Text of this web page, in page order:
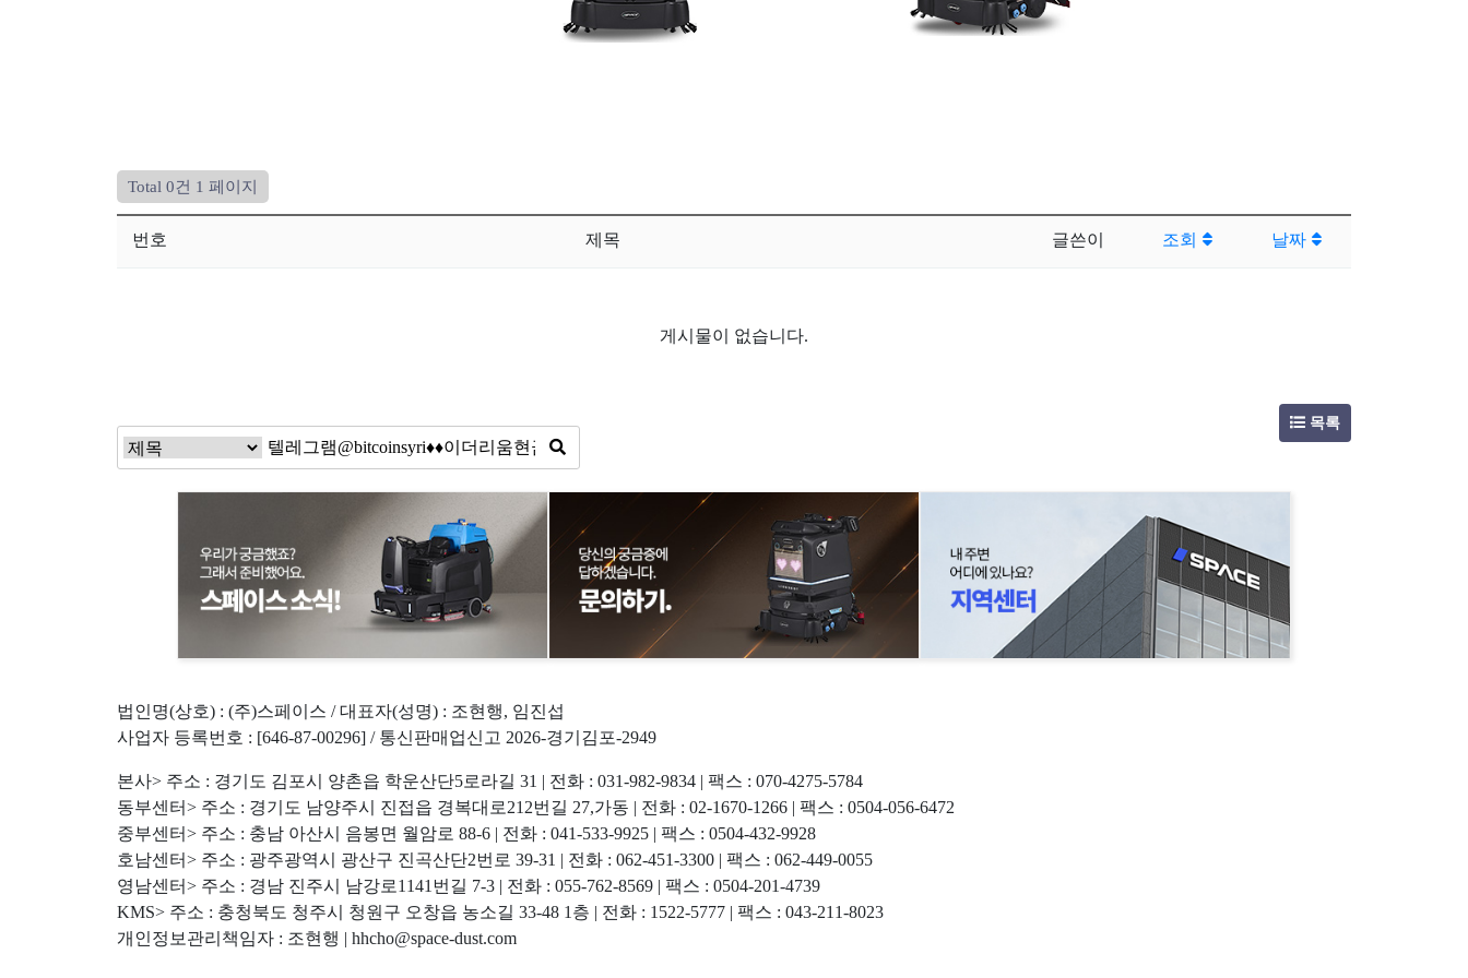
Total 0건 1 페이지
번호 제목 글쓴이 조회 날짜
게시물이 없습니다.
목록
법인명(상호) : (주)스페이스 / 대표자(성명) : 조현행, 임진섭
사업자 등록번호 : [646-87-00296] / 통신판매업신고 2026-경기김포-2949
본사> 주소 : 경기도 김포시 양촌읍 학운산단5로라길 31 | 전화 : 031-982-9834 | 팩스 : 070-4275-5784
동부센터> 주소 : 경기도 남양주시 진접읍 경복대로212번길 27,가동 | 전화 : 02-1670-1266 | 팩스 : 0504-056-6472
중부센터> 주소 : 충남 아산시 음봉면 월암로 88-6 | 전화 : 041-533-9925 | 팩스 : 0504-432-9928
호남센터> 주소 : 광주광역시 광산구 진곡산단2번로 39-31 | 전화 : 062-451-3300 | 팩스 : 062-449-0055
영남센터> 주소 : 경남 진주시 남강로1141번길 7-3 | 전화 : 055-762-8569 | 팩스 : 0504-201-4739
KMS> 주소 : 충청북도 청주시 청원구 오창읍 농소길 33-48 1층 | 전화 : 1522-5777 | 팩스 : 043-211-8023
개인정보관리책임자 : 조현행 | hhcho@space-dust.com